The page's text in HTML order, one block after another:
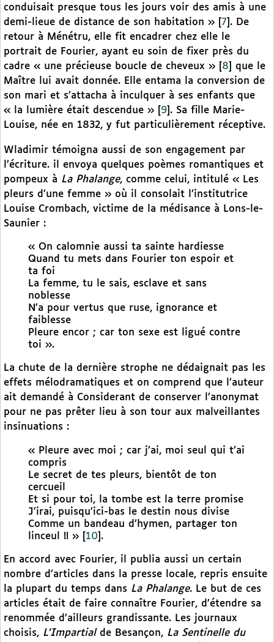
conduisait presque tous les jours voir des amis à une
demi-lieue de distance de son habitation »
7 . De
retour à Ménétru, elle fit encadrer chez elle le
portrait de Fourier, ayant eu soin de fixer près du
cadre « une précieuse boucle de cheveux »
8
que le
Maître lui avait donnée. Elle entama la conversion de
son mari et s’attacha à inculquer à ses enfants que
« la lumière était descendue »
9 . Sa fille Marie-
Louise, née en 1832, y fut particulièrement réceptive.
Wladimir témoigna aussi de son engagement par
l’écriture. il envoya quelques poèmes romantiques et
pompeux à La Phalange, comme celui, intitulé « Les
pleurs d’une femme » où il consolait l’institutrice
Louise Crombach, victime de la médisance à Lons-le-
Saunier :
« On calomnie aussi ta sainte hardiesse
Quand tu mets dans Fourier ton espoir et
ta foi
La femme, tu le sais, esclave et sans
noblesse
N’a pour vertus que ruse, ignorance et
faiblesse
Pleure encor ; car ton sexe est ligué contre
toi ».
La chute de la dernière strophe ne dédaignait pas les
effets mélodramatiques et on comprend que l’auteur
ait demandé à Considerant de conserver l’anonymat
pour ne pas prêter lieu à son tour aux malveillantes
insinuations :
« Pleure avec moi ; car j’ai, moi seul qui t’ai
compris
Le secret de tes pleurs, bientôt de ton
cercueil
Et si pour toi, la tombe est la terre promise
J’irai, puisqu’ici-bas le destin nous divise
Comme un bandeau d’hymen, partager ton
linceul !! »
10 .
En accord avec Fourier, il publia aussi un certain
nombre d’articles dans la presse locale, repris ensuite
la plupart du temps dans La Phalange. Le but de ces
articles était de faire connaître Fourier, d’étendre sa
renommée d’ailleurs grandissante. Les journaux
choisis, L’Impartial de Besançon, La Sentinelle du